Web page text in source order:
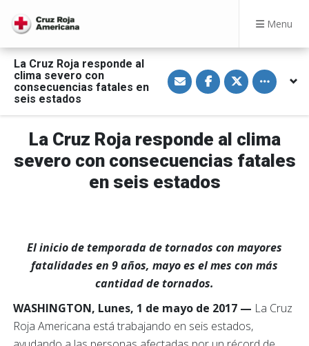
Menu
La Cruz Roja responde al
clima severo con
consecuencias fatales en
seis estados
S
h
a
a
E
m
a
i
l
S
h
a
F
a
c
e
b
o
S
h
a
T
w
i
Toggle
La Cruz Roja responde al clima
severo con consecuencias fatales
en seis estados
El inicio de temporada de tornados con mayores
fatalidades en 9 años, mayo es el mes con más
cantidad de tornados.
WASHINGTON, Lunes, 1 de mayo de 2017 — La Cruz
Roja Americana está trabajando en seis estados,